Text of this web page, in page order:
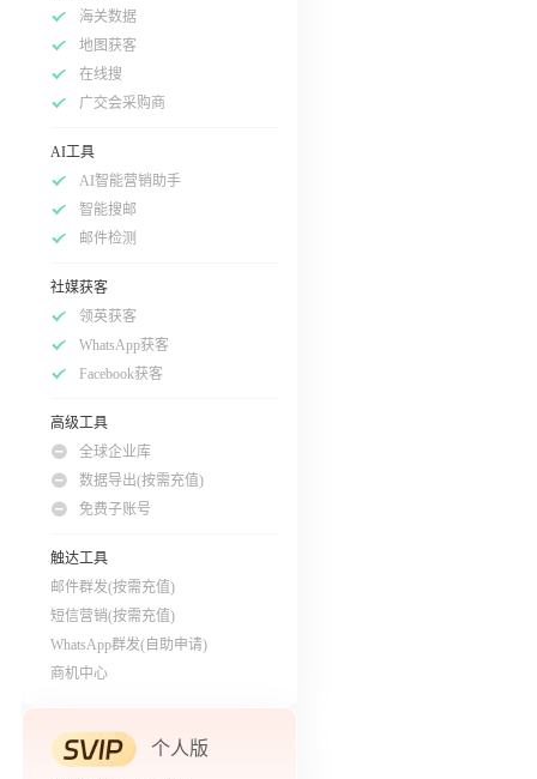
海关数据
地图获客
在线搜
广交会采购商
AI工具
AI智能营销助手
智能搜邮
邮件检测
社媒获客
领英获客
WhatsApp获客
Facebook获客
高级工具
全球企业库
数据导出(按需充值)
免费子账号
触达工具
邮件群发(按需充值)
短信营销(按需充值)
WhatsApp群发(自助申请)
商机中心
个人版